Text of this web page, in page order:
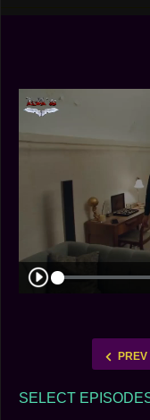
PREV
SELECT